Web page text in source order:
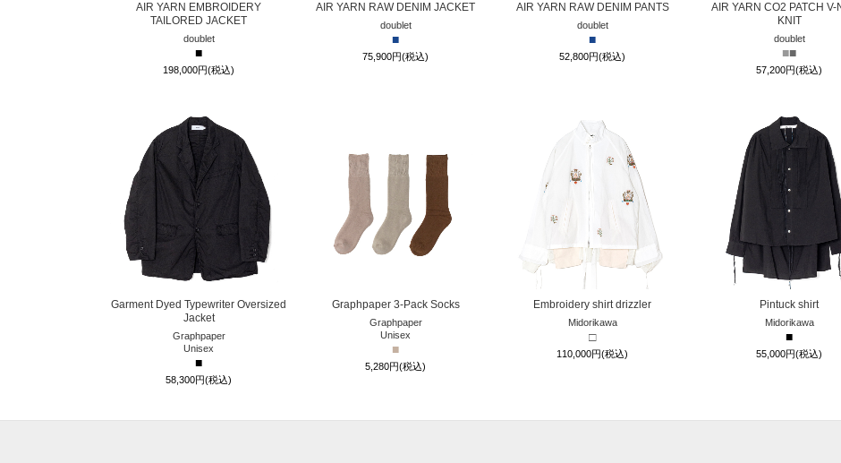
AIR YARN EMBROIDERY
TAILORED JACKET
doublet
■
198,000円(税込)
AIR YARN RAW DENIM JACKET
doublet
■
75,900円(税込)
AIR YARN RAW DENIM PANTS
doublet
■
52,800円(税込)
AIR YARN CO2 PATCH V-
KNIT
doublet
■■
57,200円(税込)
Garment Dyed Typewriter Oversized
Jacket
Graphpaper
Unisex
■
58,300円(税込)
Graphpaper 3-Pack Socks
Graphpaper
Unisex
■
5,280円(税込)
Embroidery shirt drizzler
Midorikawa
□
110,000円(税込)
Pintuck shirt
Midorikawa
■
55,000円(税込)